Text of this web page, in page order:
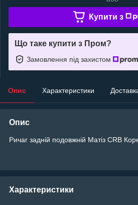
Купити з
Що таке купити з Пром?
Замовлення під захистом
Опис Характеристики
Опис
Ричаг задній подовжній Матіз CRB
Характеристики